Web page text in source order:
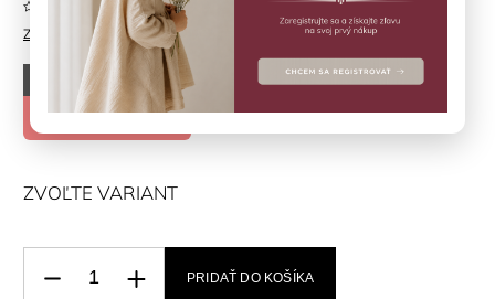
Značka: MINYMO
Neohodnotené
€19,90
–50 %
€9,95
ZVOĽTE VARIANT
PRIDAŤ DO KOŠÍKA